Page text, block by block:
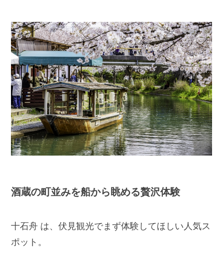
酒蔵の町並みを船から眺める贅沢体験
十石舟 は、伏見観光でまず体験してほしい人気ス
ポット。